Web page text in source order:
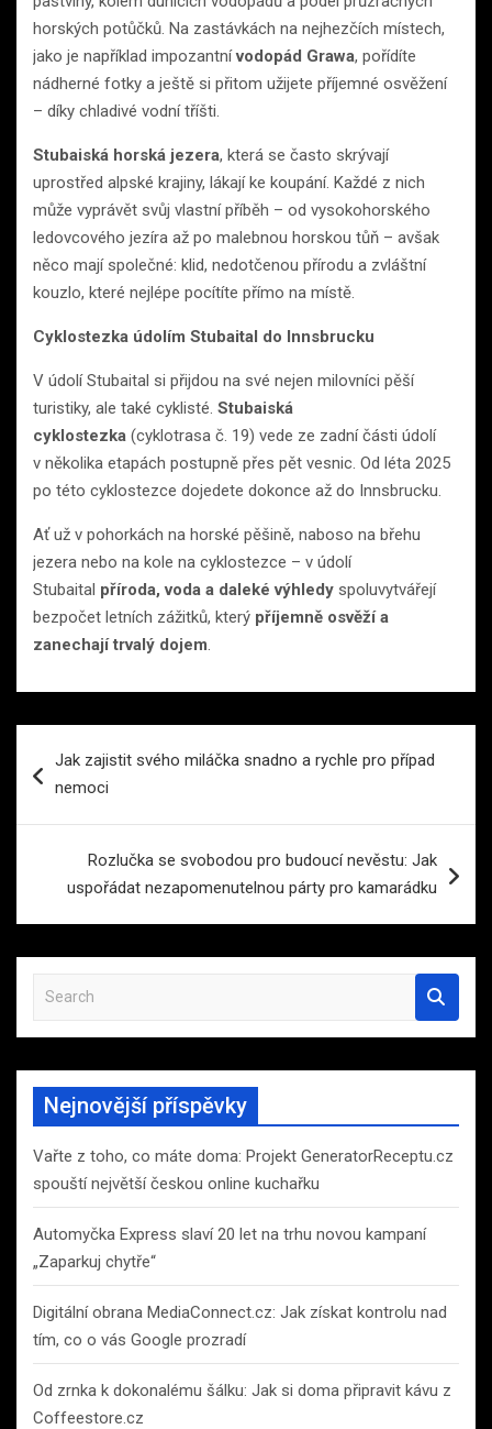
horských potůčků. Na zastávkách na nejhezčích místech,
jako je například impozantnívodopád Grawa, pořídíte
nádherné fotky a ještě si přitom užijete příjemné osvěžení
– díky chladivé vodní tříšti.
Stubaiská horská jezera, která se často skrývají
uprostřed alpské krajiny, lákají ke koupání. Každé z nich
může vyprávět svůj vlastní příběh – od vysokohorského
ledovcového jezíra až po malebnou horskou tůň – avšak
něco mají společné: klid, nedotčenou přírodu a zvláštní
kouzlo, které nejlépe pocítíte přímo na místě.
Cyklostezka údolím Stubaital do Innsbrucku
V údolí Stubaital si přijdou na své nejen milovníci pěší
turistiky, ale také cyklisté. Stubaiská
cyklostezka (cyklotrasa č. 19) vede ze zadní části údolí
v několika etapách postupně přes pět vesnic. Od léta 2025
po této cyklostezce dojedete dokonce až do Innsbrucku.
Ať už v pohorkách na horské pěšině, naboso na břehu
jezera nebo na kole na cyklostezce – v údolí
Stubaital příroda, voda a daleké výhledy spoluvytvářejí
bezpočet letních zážitků, který příjemně osvěží a
zanechají trvalý dojem.
proJak zajistit svého miláčka snadno a rychle pro případ
nemoci
Rozlučka se svobodou pro budoucí nevěstu: Jak
uspořádat nezapomenutelnou párty pro kamarádku
a
r
h
Nejnovější příspěvky
Vařte z toho, co máte doma: Projekt GeneratorReceptu.cz
spouští největší českou online kuchařku
Automyčka Express slaví 20 let na trhu novou kampaní
„Zaparkuj chytře“
Digitální obrana MediaConnect.cz: Jak získat kontrolu nad
tím, co o vás Google prozradí
Od zrnka k dokonalému šálku: Jak si doma připravit kávu z
Coffeestore.cz